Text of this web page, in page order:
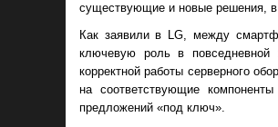
существующие и новые решения,
Как заявили в LG, между
ключевую роль в
корректной работы серверного
на соответствующие
предложений «под ключ».